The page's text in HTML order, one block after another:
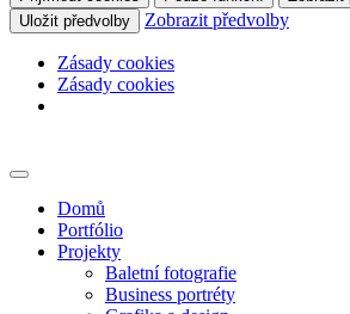
Uložit předvolby
Zobrazit předvolby
Zásady cookies
Zásady cookies
to
Domů
Portfólio
Projekty
Baletní fotografie
Business portréty